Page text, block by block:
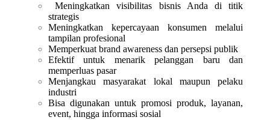
Meningkatkan visibilitas bisnis Anda di titik
strategis
Meningkatkan kepercayaan konsumen melalui
tampilan profesional
Memperkuat brand awareness dan persepsi publik
Efektif untuk menarik pelanggan baru dan
memperluas pasar
Menjangkau masyarakat lokal maupun pelaku
industri
Bisa digunakan untuk promosi produk, layanan,
event, hingga informasi sosial